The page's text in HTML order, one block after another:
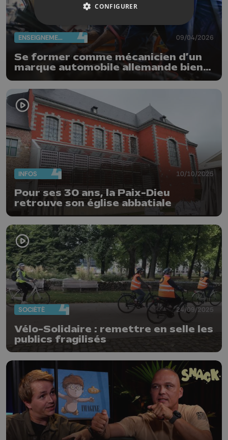
ENSEIGNEMENT 09/04/2026
Se former comme mécanicien d’un
marque automobile allemande bien
INFOS 10/10/2025
Pour ses 30 ans, la Paix-Dieu
retrouve son église abbatiale
SOCIÉTÉ 24/09/2025
Vélo-Solidaire : remettre en selle les
publics fragilisés
CONFIGURER